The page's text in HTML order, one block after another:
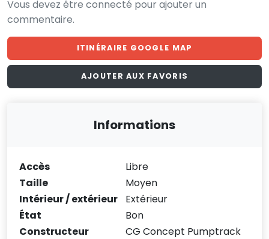
Vous devez être connecté pour ajouter un
commentaire.
ITINÉRAIRE GOOGLE MAP
AJOUTER AUX FAVORIS
Informations
Accès
Libre
Taille
Moyen
Intérieur / extérieur
Extérieur
État
Bon
Constructeur
CG Concept Pumptrack